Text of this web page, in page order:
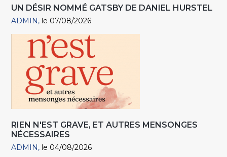
UN DÉSIR NOMMÉ GATSBY DE DANIEL HURSTEL
ADMIN le 07/08/2026
RIEN N'EST GRAVE, ET AUTRES MENSONGES
NÉCESSAIRES
ADMIN le 04/08/2026